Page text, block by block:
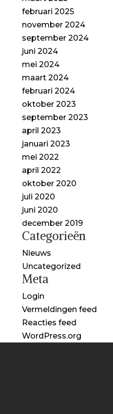
februari 2025
november 2024
september 2024
juni 2024
mei 2024
maart 2024
februari 2024
oktober 2023
september 2023
april 2023
januari 2023
mei 2022
april 2022
oktober 2020
juli 2020
juni 2020
december 2019
Categorieën
Nieuws
Uncategorized
Meta
Login
Vermeldingen feed
Reacties feed
WordPress.org